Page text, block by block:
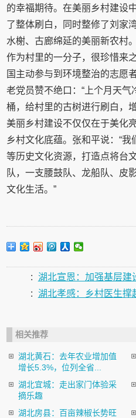
的幸福期待。在美丽乡村建设
了整体刷白，同时整修了刘家
水榭、古廊绵延的美丽新农村。
作为村里的一分子，很珍惜来
国主动参与到环境整治的志愿
老党员赞不绝口：“上个月天
桶，给村里的古树进行刷白，
美丽乡村建设不仅仅在于美化
乡村文化底蕴。张和平说：“
等历史文化资源，打造点将台
队，一支腰鼓队、龙船队、皮
文化生活。”
: 湖北宣恩：加强基层建
: 湖北孝感：乡村医生撑
相关推荐
湖北黄石：去年农业增加值
增长5.3%，位列全省...
湖北宜城：走出家门体验采
摘乐趣
湖北房县：百亩辣椒长势旺